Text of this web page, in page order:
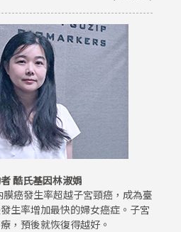
酷氏基因林淑娟
癌發生率超越子宮頸癌，成為臺
生率增加最快的婦女癌症。子宮
，預後就恢復得越好。